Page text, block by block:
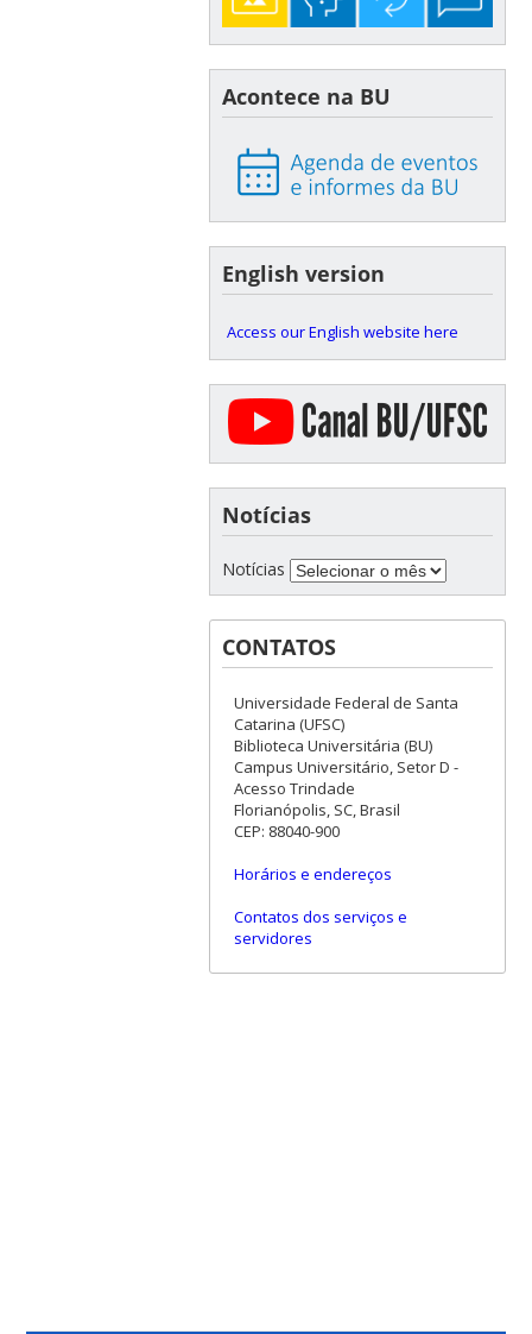
Acontece na BU
English version
Access our English website here
Notícias
Notícias
CONTATOS
Universidade Federal de Santa
Catarina (UFSC)
Biblioteca Universitária (BU)
Campus Universitário, Setor D -
Acesso Trindade
Florianópolis, SC, Brasil
CEP: 88040-900
Horários e endereços
Contatos dos serviços e
servidores